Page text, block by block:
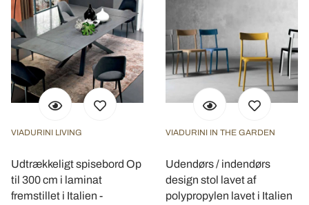
VIADURINI LIVING
Udtrækkeligt spisebord Op
til 300 cm i laminat
fremstillet i Italien -
VIADURINI IN THE GARDEN
Udendørs / indendørs
design stol lavet af
polypropylen lavet i Italien